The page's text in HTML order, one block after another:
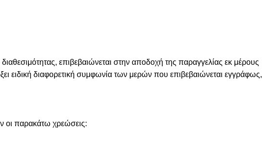
επιβεβαιώνεται στην αποδοχή της παραγγελίας εκ μέρους
ειδική διαφορετική συμφωνία των μερών που επιβεβαιώνεται εγγράφως,
οι παρακάτω χρεώσεις: